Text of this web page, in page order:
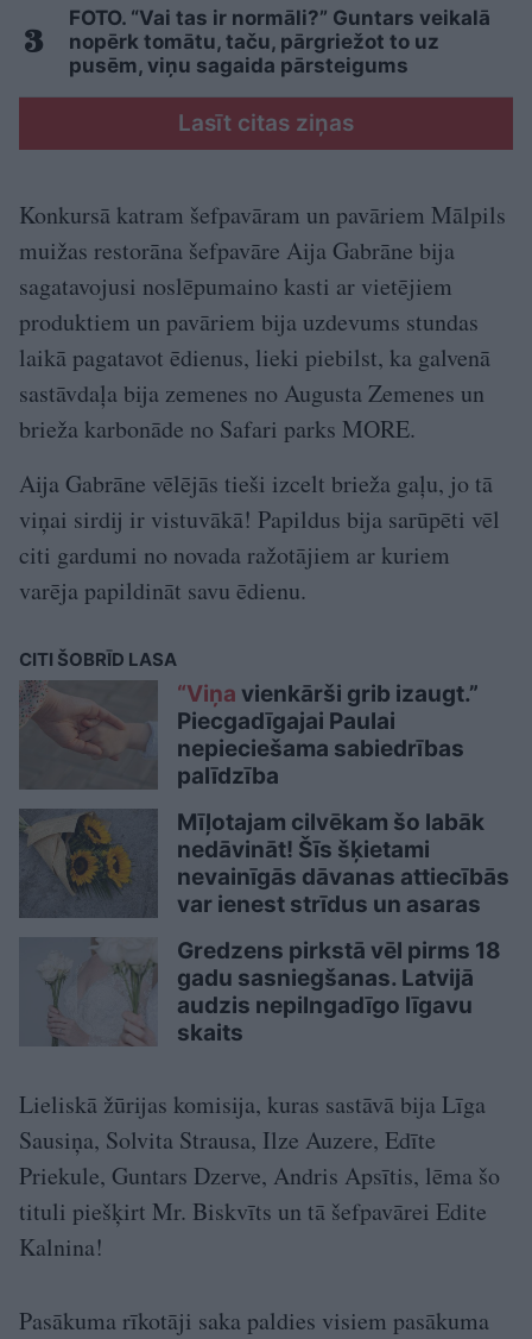
FOTO. “Vai tas ir normāli?” Guntars veikalā
nopērk tomātu, taču, pārgriežot to uz
pusēm, viņu sagaida pārsteigums
Lasīt citas ziņas
Konkursā katram šefpavāram un pavāriem Mālpils
muižas restorāna šefpavāre Aija Gabrāne bija
sagatavojusi noslēpumaino kasti ar vietējiem
produktiem un pavāriem bija uzdevums stundas
laikā pagatavot ēdienus, lieki piebilst, ka galvenā
sastāvdaļa bija zemenes no Augusta Zemenes un
brieža karbonāde no Safari parks MORE.
Aija Gabrāne vēlējās tieši izcelt brieža gaļu, jo tā
viņai sirdij ir vistuvākā! Papildus bija sarūpēti vēl
citi gardumi no novada ražotājiem ar kuriem
varēja papildināt savu ēdienu.
CITI ŠOBRĪD LASA
“Viņa vienkārši grib izaugt.”
Piecgadīgajai Paulai
nepieciešama sabiedrības
palīdzība
Mīļotajam cilvēkam šo labāk
nedāvināt! Šīs šķietami
nevainīgās dāvanas attiecībās
var ienest strīdus un asaras
Gredzens pirkstā vēl pirms 18
gadu sasniegšanas. Latvijā
audzis nepilngadīgo līgavu
skaits
Lieliskā žūrijas komisija, kuras sastāvā bija Līga
Sausiņa, Solvita Strausa, Ilze Auzere, Edīte
Priekule, Guntars Dzerve, Andris Apsītis, lēma šo
tituli piešķirt Mr. Biskvīts un tā šefpavārei Edite
Kalnina!
Pasākuma rīkotāji saka paldies visiem pasākuma